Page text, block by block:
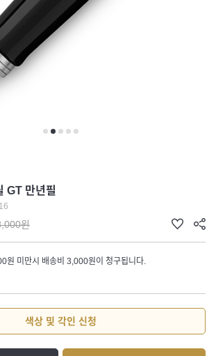
GT 만년필
원
원 미만시 배송비 3,000원이 청구됩니다.
색상 및 각인 신청